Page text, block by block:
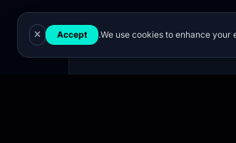
We use cookies to enhance your
Accept